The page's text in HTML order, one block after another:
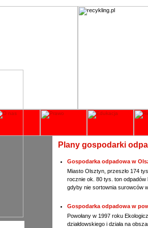
Plany gospodarki
Gospodarka odpadowa w
Miasto Olsztyn, przeszło 174
rocznie ok. 80 tys. ton odpadów
gdyby nie sortownia surowców
Gospodarka odpadowa w
Powołany w 1997 roku
działdowskiego i działa na